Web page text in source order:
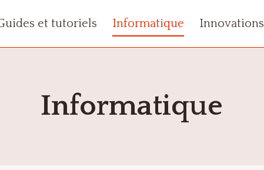
et tutoriels Informatique Innovations
Informatique